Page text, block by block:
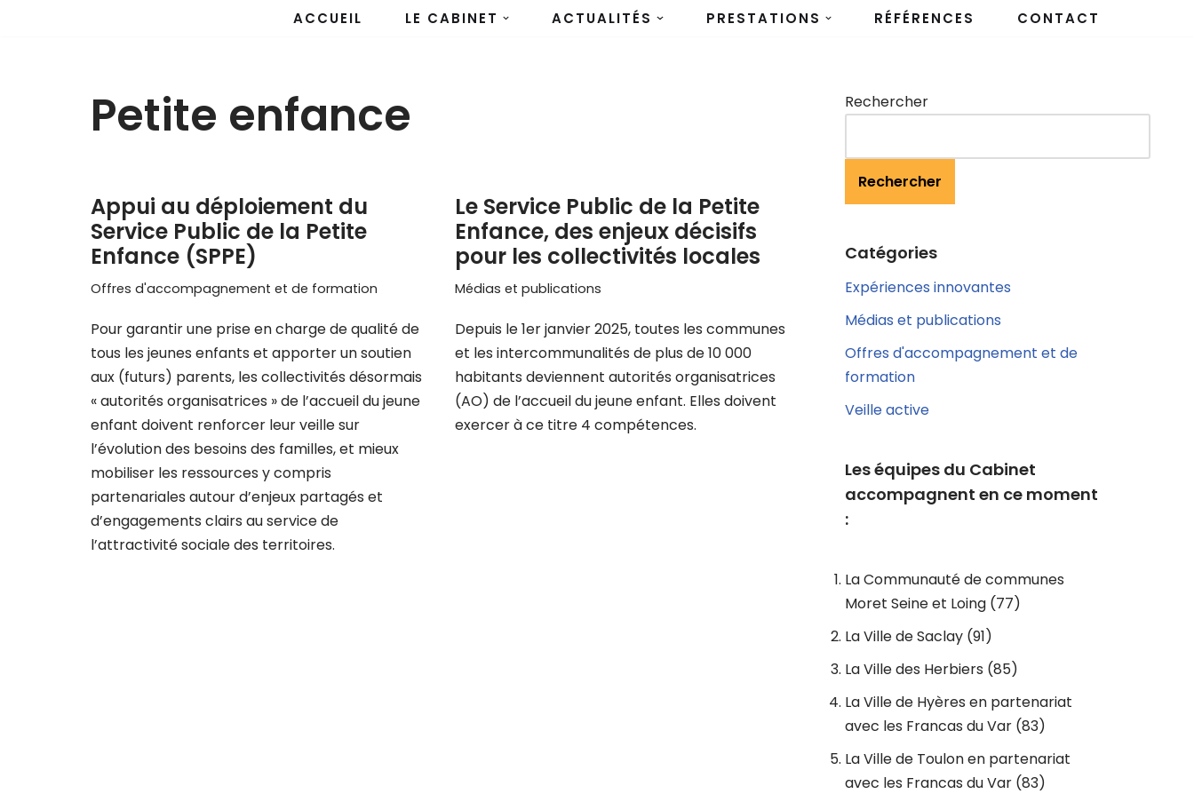
ACCUEIL LE CABINET ACTUALITÉS PRESTATIONS RÉFÉRENCES CONTACT
Petite enfance
Appui au déploiement du
Service Public de la Petite
Enfance (SPPE)
Offres d'accompagnement et de formation
Pour garantir une prise en charge de qualité de
tous les jeunes enfants et apporter un soutien
aux (futurs) parents, les collectivités désormais
« autorités organisatrices » de l’accueil du jeune
enfant doivent renforcer leur veille sur
l’évolution des besoins des familles, et mieux
mobiliser les ressources y compris
partenariales autour d’enjeux partagés et
d’engagements clairs au service de
l’attractivité sociale des territoires.
Le Service Public de la Petite
Enfance, des enjeux décisifs
pour les collectivités locales
Médias et publications
Depuis le 1er janvier 2025, toutes les communes
et les intercommunalités de plus de 10 000
habitants deviennent autorités organisatrices
(AO) de l’accueil du jeune enfant. Elles doivent
exercer à ce titre 4 compétences.
Rechercher
Rechercher
Catégories
Expériences innovantes
Médias et publications
Offres d'accompagnement et de
formation
Veille active
Les équipes du Cabinet
accompagnent en ce moment
:
La Communauté de communes
Moret Seine et Loing (77)
La Ville de Saclay (91)
La Ville des Herbiers (85)
La Ville de Hyères en partenariat
avec les Francas du Var (83)
La Ville de Toulon en partenariat
avec les Francas du Var (83)